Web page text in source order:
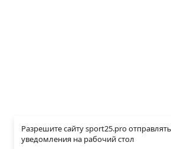
Разрешите сайту sport25.pro
уведомления на рабочий стол